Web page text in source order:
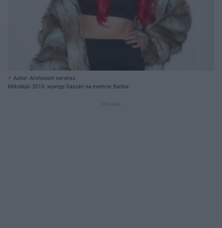
Autor: Archiwum serwisu
Mikołajki 2015: występ Saszan na evencie Barbie